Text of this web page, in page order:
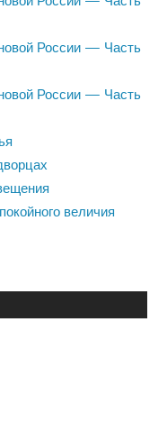
России — Часть
России — Часть
величия